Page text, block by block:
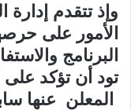
وإذ تتقدم إدارة
الأمور على
البرنامج
تود أن تؤكد على
المعلن عنها